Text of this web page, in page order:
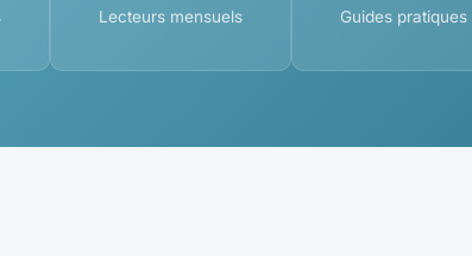
Lecteurs mensuels Guides pratiques